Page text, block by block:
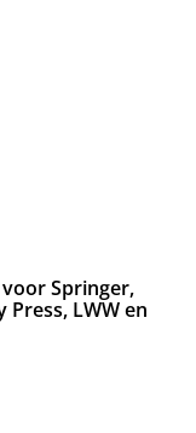
Springer,
LWW en